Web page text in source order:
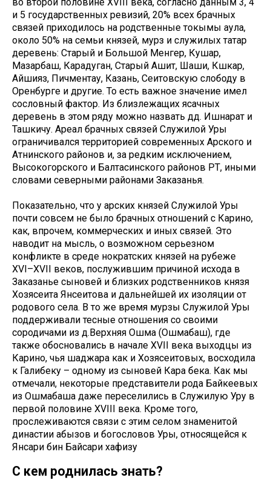
и 5 государственных ревизий, 20% всех брачных
связей приходилось на родственные токымы аула,
около 50% на семьи князей, мурз и служилых татар
деревень: Старый и Большой Менгер, Кушар,
Мазарбаш, Карадуган, Старый Ашит, Шаши, Кшкар,
Айшияз, Пичментау, Казань, Сеитовскую слободу в
Оренбурге и другие. То есть важное значение имел
сословный фактор. Из близлежащих ясачных
деревень в этом ряду можно назвать дд. Ишнарат и
Ташкичу. Ареал брачных связей Служилой Уры
ограничивался территорией современных Арского и
Атнинского районов и, за редким исключением,
Высокогорского и Балтасинского районов РТ, иными
словами северными районами Заказанья.
Показательно, что у арских князей Служилой Уры
почти совсем не было брачных отношений с Карино,
как, впрочем, коммерческих и иных связей. Это
наводит на мысль, о возможном серьезном
конфликте в среде нократских князей на рубеже
XVI–XVII веков, послужившим причиной исхода в
Заказанье сыновей и близких родственников князя
Хозясеита Янсеитова и дальнейшей их изоляции от
родового села. В то же время мурзы Служилой Уры
поддерживали тесные отношения со своими
сородичами из д.Верхняя Ошма (Ошмабаш), где
также обосновались в начале XVII века выходцы из
Карино, чья шаджара как и Хозясеитовых, восходила
к Галибеку – одному из сыновей Кара бека. Как мы
отмечали, некоторые представители рода Байкеевых
из Ошмабаша даже переселились в Служилую Уру в
первой половине XVIII века. Кроме того,
прослеживаются связи с этим селом знаменитой
династии абызов и богословов Уры, относящейся к
Янсари бин Байсари хафизу
С кем роднилась знать?